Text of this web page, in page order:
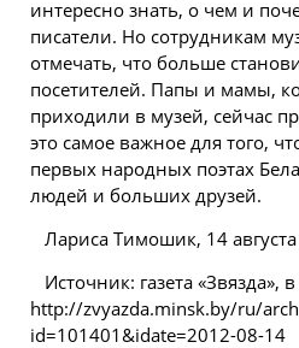
интересно знать, о чем и
писатели. Но сотрудникам
отмечать, что больше
посетителей. Папы и мамы,
приходили в музей, сейчас
это самое важное для того,
первых народных поэтах
людей и больших друзей.
Лариса Тимошик, 14
Источник: газета «Звязда»,
http://zvyazda.minsk.by/ru/
id=101401&idate=2012-08-14